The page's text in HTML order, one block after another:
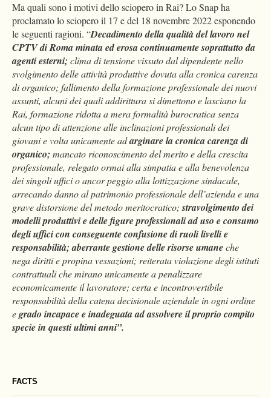
FACTS
Ma quali sono i motivi dello sciopero in Rai? Lo Snap ha
proclamato lo sciopero il 17 e del 18 novembre 2022 esponendo
le seguenti ragioni. “Decadimento della qualità del lavoro nel
CPTV di Roma minata ed erosa continuamente soprattutto da
agenti esterni; clima di tensione vissuto dal dipendente nello
svolgimento delle attività produttive dovuta alla cronica carenza
di organico; fallimento della formazione professionale dei nuovi
assunti, alcuni dei quali addirittura si dimettono e lasciano la
Rai, formazione ridotta a mera formalità burocratica senza
alcun tipo di attenzione alle inclinazioni professionali dei
giovani e volta unicamente adarginare la cronica carenza di
organico; mancato riconoscimento del merito e della crescita
professionale, relegato ormai alla simpatia e alla benevolenza
dei singoli uffici o ancor peggio alla lottizzazione sindacale,
arrecando danno al patrimonio professionale dell’azienda e una
grave distorsione del metodo meritocratico;stravolgimento dei
modelli produttivi e delle figure professionali ad uso e consumo
degli uffici con conseguente confusione di ruoli livelli e
responsabilità; aberrante gestione delle risorse umaneche
nega diritti e propina vessazioni; reiterata violazione degli istituti
contrattuali che mirano unicamente a penalizzare
economicamente il lavoratore; certa e incontrovertibile
responsabilità della catena decisionale aziendale in ogni ordine
egrado incapace e inadeguata ad assolvere il proprio compito
specie in questi ultimi anni”.